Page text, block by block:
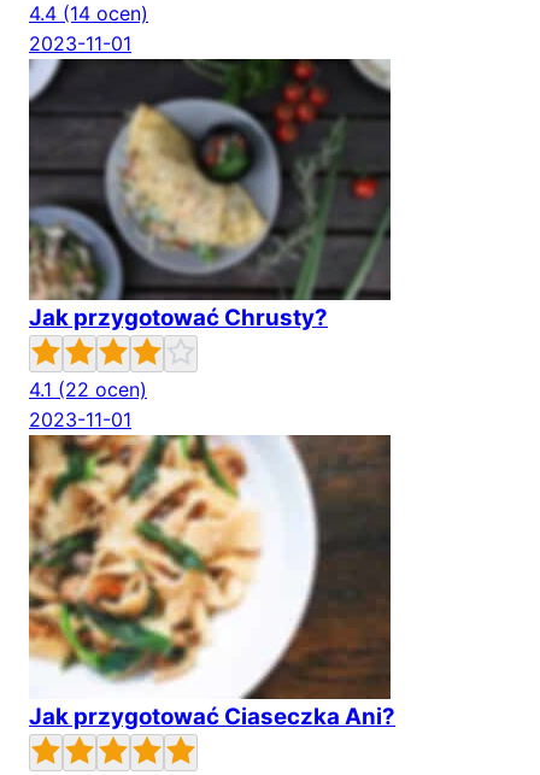
4.4 (14 ocen)
2023-11-01
Jak przygotować Chrusty?
4.1 (22 ocen)
2023-11-01
Jak przygotować Ciaseczka Ani?